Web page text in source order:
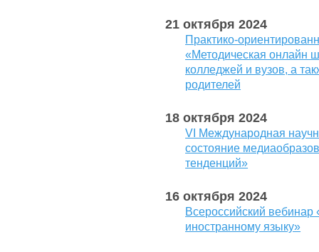
21 октября 2024
Практико-
«Методическая онлайн
колледжей и вузов, а
родителей
18 октября 2024
VI Международная
состояние
тенденций»
16 октября 2024
Всероссийский вебинар
иностранному языку»